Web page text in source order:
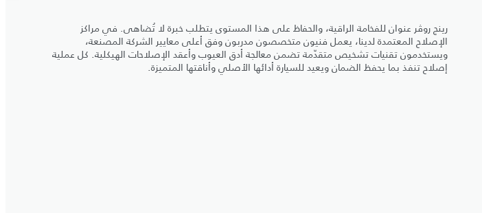
رينج روڤر عنوان للفخامة الراقية، والحفاظ على هذا المستوى يتطلب خبرة لا تُضاهى. في مراكز
الإصلاح المعتمدة لدينا، يعمل فنيون متخصصون مدربون وفق أعلى معايير الشركة المصنعة،
ويستخدمون تقنيات تشخيص متقدّمة تضمن معالجة أدق العيوب وأعقد الإصلاحات الهيكلية. كل عملية
إصلاح تنفذ بما يحفظ الضمان ويعيد للسيارة أدائها الأصلي وأناقتها المتميزة.